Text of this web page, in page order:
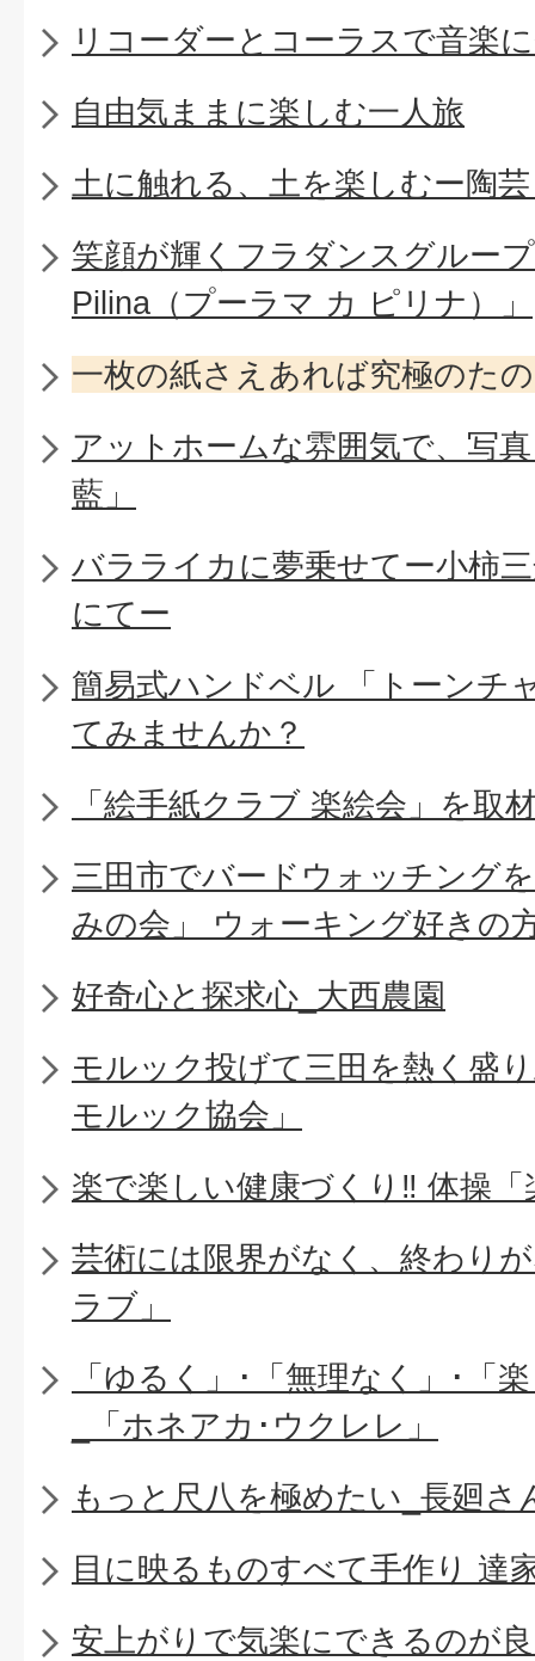
リコーダーとコーラスで音楽
自由気ままに楽しむ一人旅
土に触れる、土を楽しむー陶
笑顔が輝くフラダンスグルー
Pilina（プーラマ カ ピリナ）」
一枚の紙さえあれば究極のた
アットホームな雰囲気で、写
藍」
バラライカに夢乗せてー小柿
にてー
簡易式ハンドベル 「トーンチ
てみませんか？
「絵手紙クラブ 楽絵会」を取
三田市でバードウォッチング
みの会」 ウォーキング好きの
好奇心と探求心_大西農園
モルック投げて三田を熱く盛
モルック協会」
楽で楽しい健康づくり‼ 体操
芸術には限界がなく、終わり
ラブ」
「ゆるく」･「無理なく」･「
_「ホネアカ･ウクレレ」
もっと尺八を極めたい_長廻さ
目に映るものすべて手作り 達
安上がりで気楽にできるのが